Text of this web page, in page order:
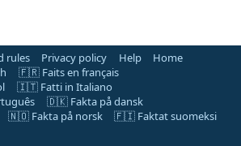
rules Privacy policy Help
Home
🇫🇷 Faits en français
🇮🇹 Fatti in Italiano
🇩🇰 Fakta på dansk
🇳🇴 Fakta på norsk
🇫🇮 Faktat suomeksi